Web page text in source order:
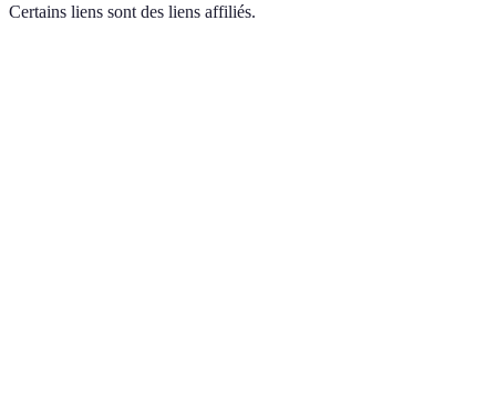
Certains liens sont des liens affiliés.